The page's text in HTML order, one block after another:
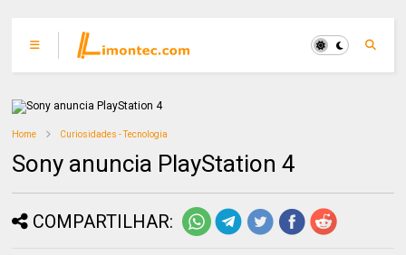
Home Curiosidades - Tecnologia
Sony anuncia PlayStation 4
COMPARTILHAR: